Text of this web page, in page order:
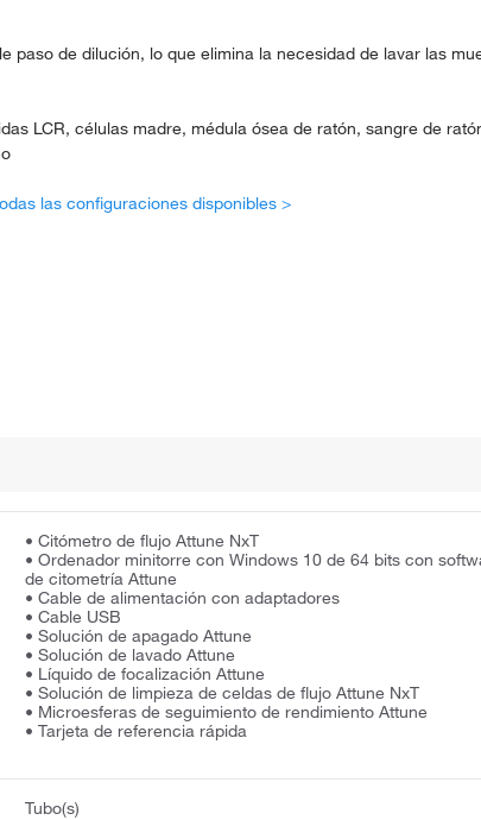
paso de dilución, lo que elimina la necesidad de lavar las
LCR, células madre, médula ósea de ratón, sangre de
las configuraciones disponibles >
• Citómetro de flujo Attune NxT
• Ordenador minitorre con Windows 10 de 64 bits con
de citometría Attune
• Cable de alimentación con adaptadores
• Cable USB
• Solución de apagado Attune
• Solución de lavado Attune
• Líquido de focalización Attune
• Solución de limpieza de celdas de flujo Attune NxT
• Microesferas de seguimiento de rendimiento Attune
• Tarjeta de referencia rápida
Tubo(s)